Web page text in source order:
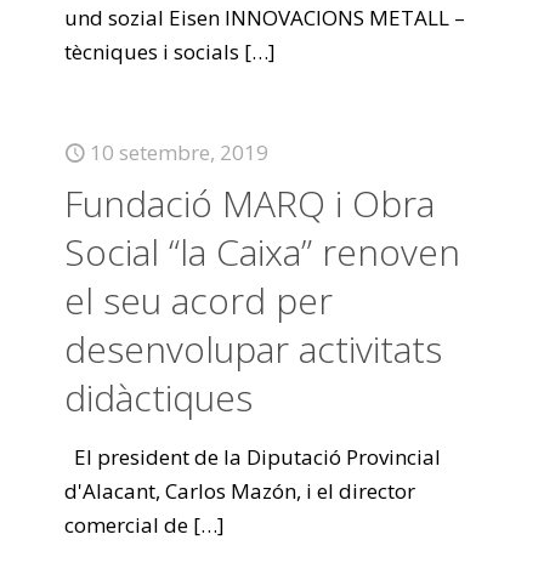
und sozial Eisen INNOVACIONS METALL –
tècniques i socials […]
10 setembre, 2019
Fundació MARQ i Obra
Social “la Caixa” renoven
el seu acord per
desenvolupar activitats
didàctiques
El president de la Diputació Provincial
d'Alacant, Carlos Mazón, i el director
comercial de […]